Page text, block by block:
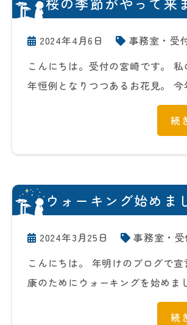
2024年4月6日
事務室・受
こんにちは。受付の宮崎です。
年恒例となりつつあるお花見。
続
ウォーキング始めま
2024年3月25日
事務室・受
こんにちは。 年明けのブログで
康のためにウォーキングを始めま
続